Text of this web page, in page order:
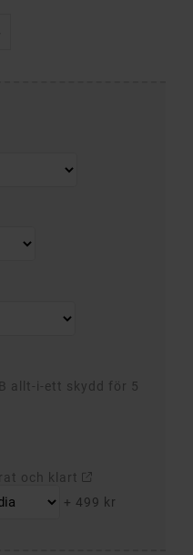
allt-i-ett skydd för 5
och klart
+ 499 kr